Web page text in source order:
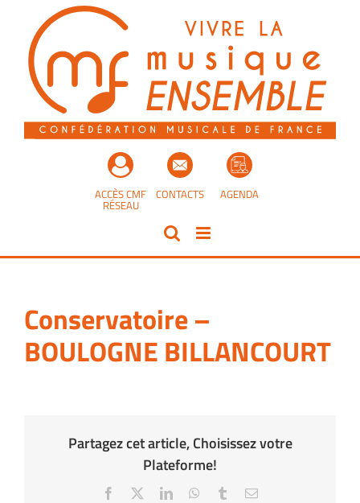
contenu
AGENDA
CONTACTS
ACCÈS CMF
RÉSEAU
Conservatoire –
BOULOGNE BILLANCOURT
Partagez cet article, Choisissez votre
Plateforme!
Facebook LinkedInWhatsApp
TumblrEmail